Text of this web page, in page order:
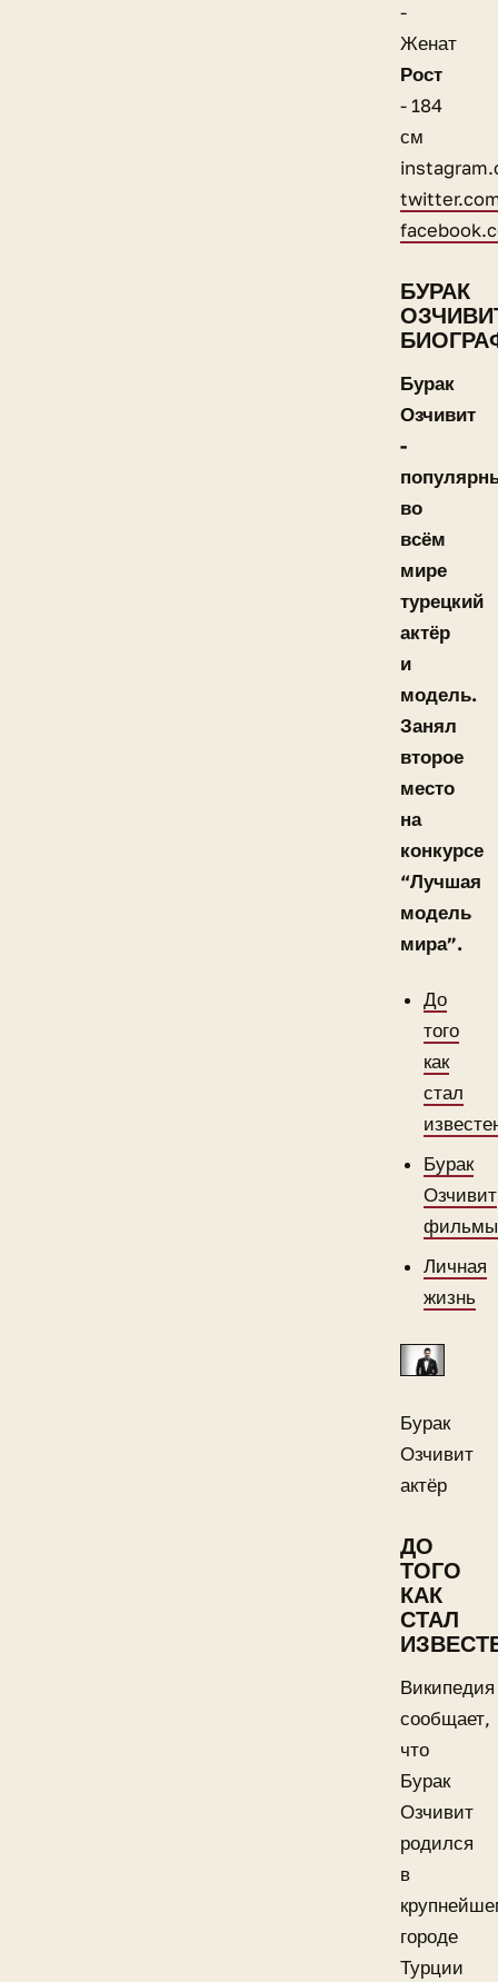
-
Женат
Рост
- 184
см
БУРАК
Бурак
Озчивит
-
во
всём
мире
турецкий
актёр
и
модель.
Занял
второе
место
на
конкурсе
“Лучшая
модель
мира”.
До
того
как
стал
Бурак
Озчивит
фильмы
Личная
жизнь
Бурак
Озчивит
актёр
ДО
ТОГО
КАК
СТАЛ
Википедия
сообщает,
что
Бурак
Озчивит
родился
в
городе
Турции